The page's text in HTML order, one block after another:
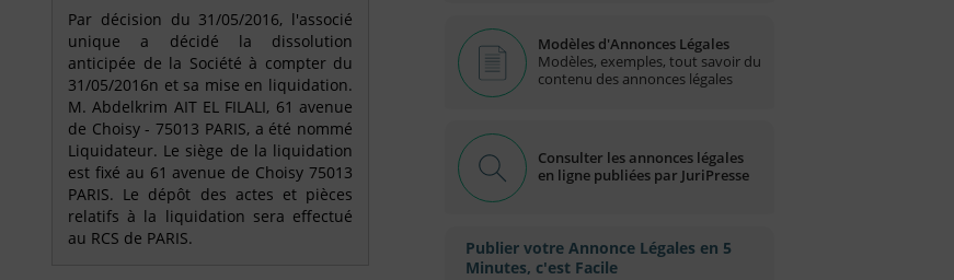
Par décision du 31/05/2016, l'associé
unique a décidé la dissolution
anticipée de la Société à compter du
31/05/2016n et sa mise en liquidation.
M. Abdelkrim AIT EL FILALI, 61 avenue
de Choisy - 75013 PARIS, a été nommé
Liquidateur. Le siège de la liquidation
est fixé au 61 avenue de Choisy 75013
PARIS. Le dépôt des actes et pièces
relatifs à la liquidation sera effectué
au RCS de PARIS.
Modèles d'Annonces Légales
Modèles, exemples, tout savoir du
contenu des annonces légales
Consulter les annonces légales
en ligne publiées par JuriPresse
Publier votre Annonce Légales en 5
Minutes, c'est Facile